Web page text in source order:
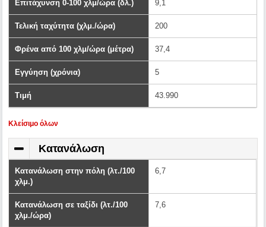
Επιτάχυνση 0-100 χλμ/ώρα (δλ.) 9,1
Τελική ταχύτητα (χλμ./ώρα) 200
Φρένα από 100 χλμ/ώρα (μέτρα) 37,4
Εγγύηση (χρόνια) 5
Τιμή 43.990
Kλείσιμο όλων
Κατανάλωση
Κατανάλωση στην πόλη (λτ./100
χλμ.)
6,7
Κατανάλωση σε ταξίδι (λτ./100
χλμ./ώρα)
7,6